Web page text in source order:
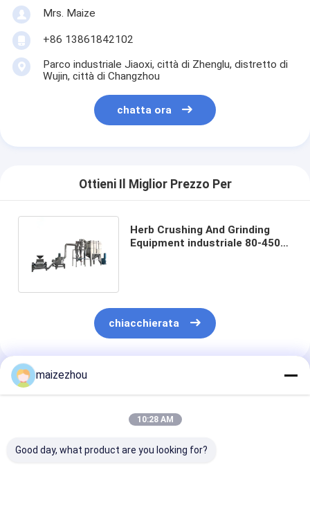
Mrs. Maize
+86 13861842102
Parco industriale Jiaoxi, città di Zhenglu, distretto di
Wujin, città di Changzhou
chatta ora
Ottieni Il Miglior Prezzo Per
Herb Crushing And Grinding
Equipment industriale 80-450
chiacchierata
Prodotti Raccomandati
maizezhou
10:28 AM
Good day, what product are you looking for?